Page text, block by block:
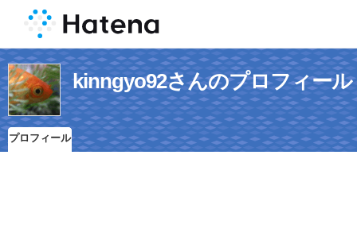
kinngyo92さんのプロフィール
プロフィール